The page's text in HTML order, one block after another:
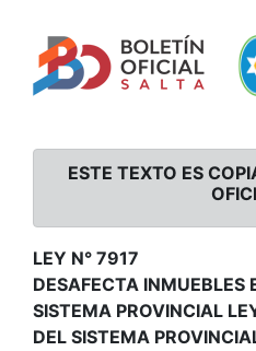
ESTE TEXTO ES
LEY N° 7917
DESAFECTA INMUEBLES
SISTEMA PROVINCIAL
DEL SISTEMA